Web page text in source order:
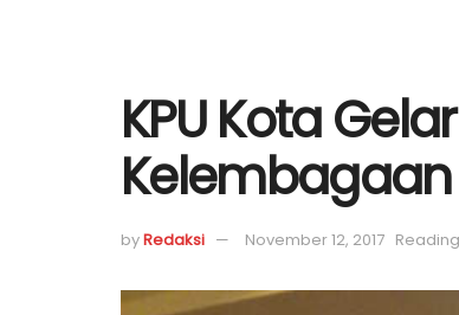
KPU Kota
Kelembagaan
byRedaksi November 12, 2017